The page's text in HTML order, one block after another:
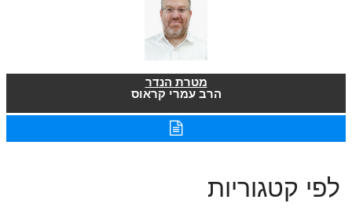
מטרת הנדר
הרב עמרי קראוס
לפי קטגוריות